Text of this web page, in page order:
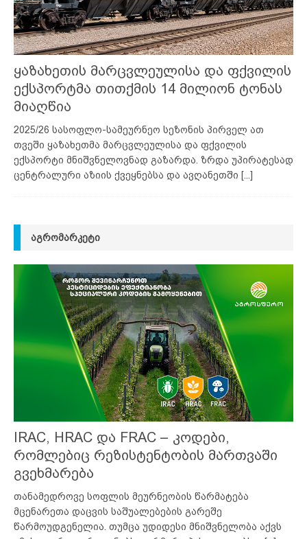
ყაზახეთის მარცვლეულისა და ფქვილის
ექსპორტმა თითქმის 14 მილიონ ტონას
მიაღწია
2025/26 სასოფლო-სამეურნეო სეზონის პირველ ათ
თვეში ყაზახეთმა მარცვლეულისა და ფქვილის
ექსპორტი მნიშვნელოვნად გაზარდა. ზრდა უპირატესად
ცენტრალური აზიის ქვეყნებსა და ავღანეთში [...]
ᲐᲒᲠᲝᲛᲐᲠᲙᲔᲢᲘ
IRAC, HRAC და FRAC – კოდები,
რომლებიც რეზისტენტობის მართვაში
გვეხმარება
თანამედროვე სოფლის მეურნეობის წარმატება
მცენარეთა დაცვის საშუალებების გარეშე
წარმოუდგენელია. თუმცა უდიდესი მნიშვნელობა აქვს